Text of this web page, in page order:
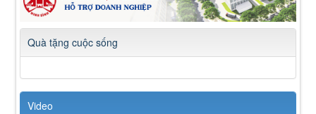
Quà tặng cuộc sống
Video